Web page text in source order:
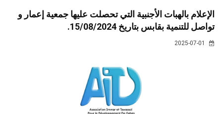
الإعلام بالهبات الأجنبية التي تحصلت عليها جمعية إعمار و
تواصل للتنمية بقابس بتاريخ 15/08/2024.